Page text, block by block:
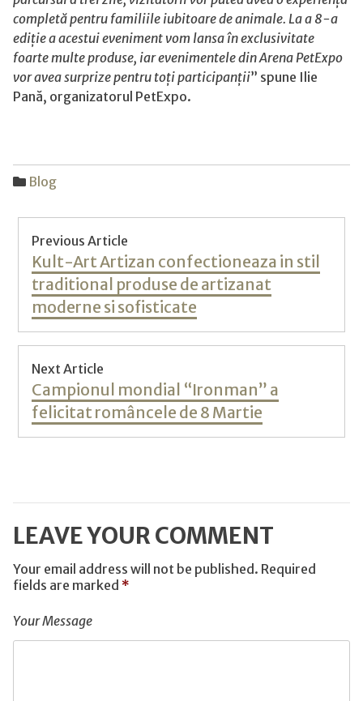
completă pentru familiile iubitoare de animale. La a 8-a
ediție a acestui eveniment vom lansaîn exclusivitate
foarte multe produse, iar evenimentele din Arena PetExpo
vor avea surprize pentru toți participanții” spune Ilie
Pană, organizatorul PetExpo.
Blog
Post
navigation
Previous Article
Previous
post:
Kult-Art Artizan confectioneaza in stil
traditional produse de artizanat
moderne si sofisticate
Next Article
Next
post:
Campionul mondial “Ironman” a
felicitat româncele de 8 Martie
LEAVE YOUR COMMENT
Your email address will not be published. Required
fields are marked *
Your Message